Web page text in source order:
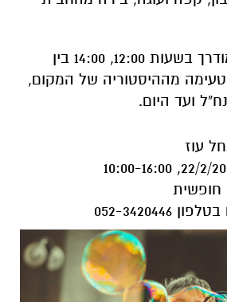
ועד היום.
עוז